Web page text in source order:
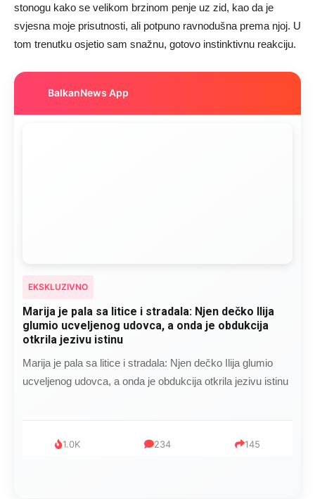
stonogu kako se velikom brzinom penje uz zid, kao da je
svjesna moje prisutnosti, ali potpuno ravnodušna prema njoj. U
tom trenutku osjetio sam snažnu, gotovo instinktivnu reakciju.
BalkanNews App
EKSKLUZIVNO
Marija je pala sa litice i stradala: Njen dečko Ilija
glumio ucveljenog udovca, a onda je obdukcija
otkrila jezivu istinu
Marija je pala sa litice i stradala: Njen dečko Ilija glumio
ucveljenog udovca, a onda je obdukcija otkrila jezivu istinu
1.0K 234 145